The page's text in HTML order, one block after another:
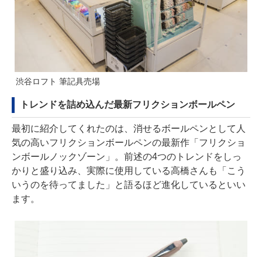
渋谷ロフト 筆記具売場
トレンドを詰め込んだ最新フリクションボールペン
最初に紹介してくれたのは、消せるボールペンとして人
気の高いフリクションボールペンの最新作「フリクショ
ンボールノックゾーン」。前述の4つのトレンドをしっ
かりと盛り込み、実際に使用している高橋さんも「こう
いうのを待ってました」と語るほど進化しているといい
ます。